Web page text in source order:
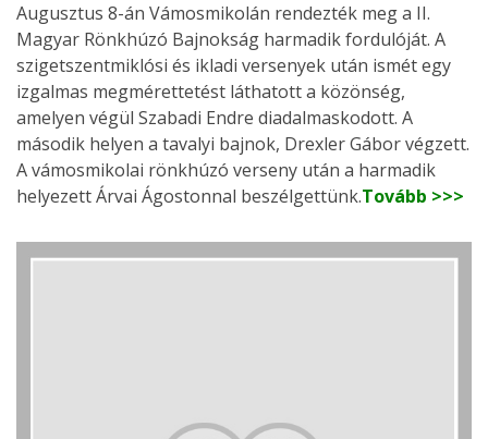
Augusztus 8-án Vámosmikolán rendezték meg a II.
Magyar Rönkhúzó Bajnokság harmadik fordulóját. A
szigetszentmiklósi és ikladi versenyek után ismét egy
izgalmas megmérettetést láthatott a közönség,
amelyen végül Szabadi Endre diadalmaskodott. A
második helyen a tavalyi bajnok, Drexler Gábor végzett.
A vámosmikolai rönkhúzó verseny után a harmadik
helyezett Árvai Ágostonnal beszélgettünk.Tovább >>>